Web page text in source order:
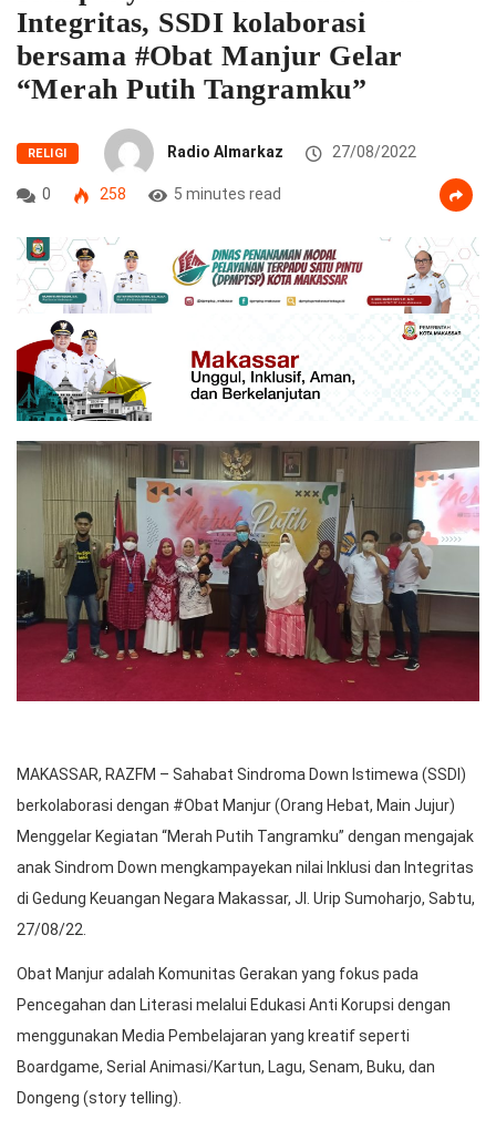
Integritas, SSDI kolaborasi
bersama #Obat Manjur Gelar
“Merah Putih Tangramku”
RELIGI Radio Almarkaz 27/08/2022
0 258 5 minutes read
MAKASSAR, RAZFM – Sahabat Sindroma Down Istimewa (SSDI)
berkolaborasi dengan #Obat Manjur (Orang Hebat, Main Jujur)
Menggelar Kegiatan “Merah Putih Tangramku” dengan mengajak
anak Sindrom Down mengkampayekan nilai Inklusi dan Integritas
di Gedung Keuangan Negara Makassar, Jl. Urip Sumoharjo, Sabtu,
27/08/22.
Obat Manjur adalah Komunitas Gerakan yang fokus pada
Pencegahan dan Literasi melalui Edukasi Anti Korupsi dengan
menggunakan Media Pembelajaran yang kreatif seperti
Boardgame, Serial Animasi/Kartun, Lagu, Senam, Buku, dan
Dongeng (story telling).